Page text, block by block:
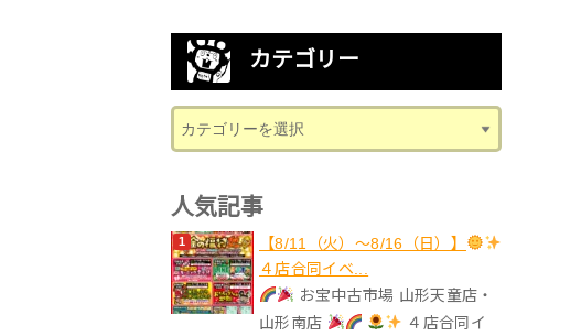
カテゴリー
人気記事
【8/11（火）～8/16（日）】
４店合同イベ...
お宝中古市場 山形天童店・
山形南店
４店合同イ